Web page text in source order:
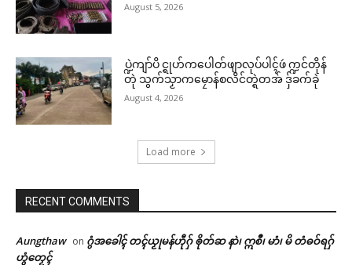
August 5, 2026
ပ္ဍဲကျာ်ပိ င္ရုဟ်ကပေါတ်ဖျာလုပ်ပါၚ်ဖဴ က္ဍင်တိုန်
တုဲ သွက်သၟာကမၠောန်စလိင်တ္ရဲတအ် ဒှ်ခက်ခုဲ
August 4, 2026
Load more
RECENT COMMENTS
Aungthaw on ဂွံအခေါၚ် တၚ်ယၟုမန်ဟီုဂှ် ၜိုတ်ဆ နာဲ၊ ဣစဳ၊ မာံ၊ မိ တံဓဝ်ရဂှ်
ဟွံတၟေၚ်